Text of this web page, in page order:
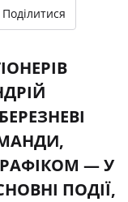
Поділитися
— У
ПОДІЇ,